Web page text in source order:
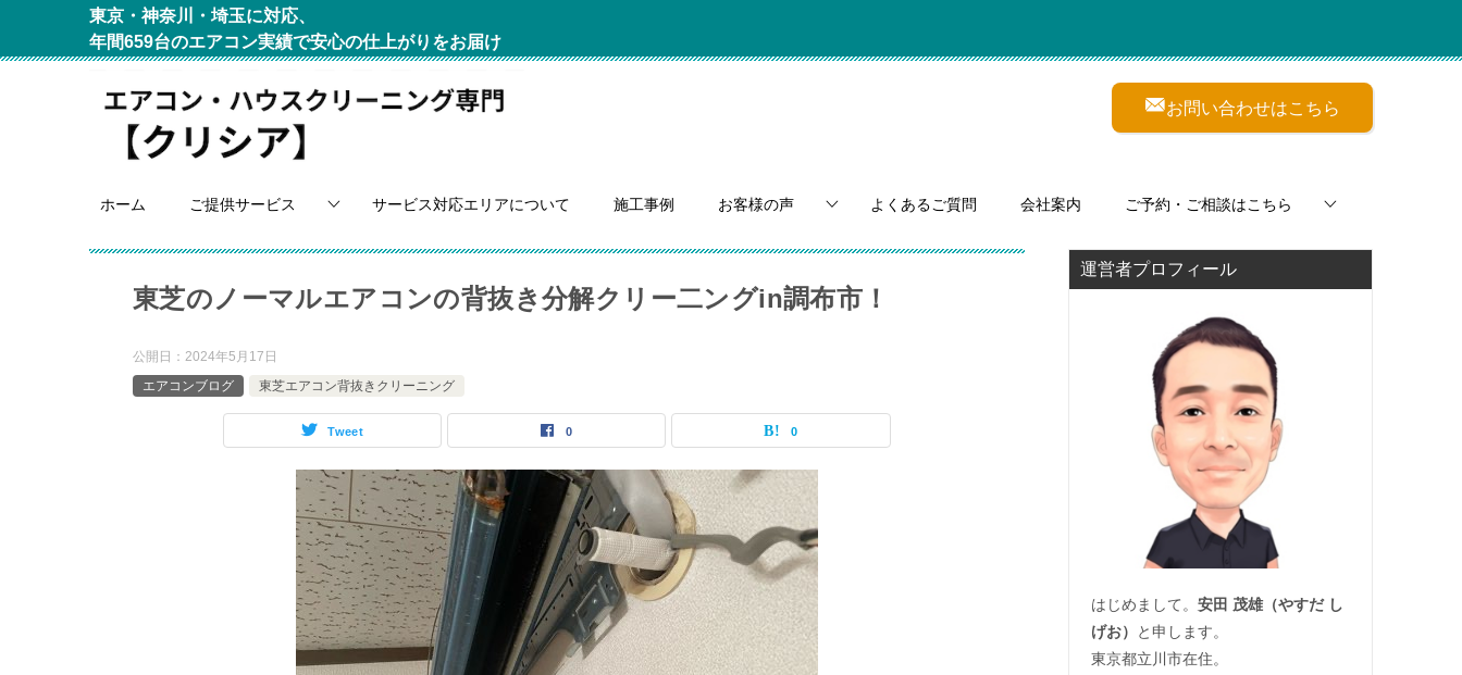
東京・神奈川・埼玉に対応、
年間659台のエアコン実績で安心の仕上がりをお届け
お問い合わせはこちら
ホーム ご提供サービス サービス対応エリアについて 施工事例 お客様の声 よくあるご質問 会社案内 ご予約・ご相談はこちら
東芝のノーマルエアコンの背抜き分解クリー二ングin調布市！
公開日： 2024年5月17日
エアコンブログ
東芝エアコン背抜きクリーニング
Tweet 0 0
運営者プロフィール
はじめまして。 安田 茂雄（やすだ し
げお）
と申します。
東京都立川市在住。